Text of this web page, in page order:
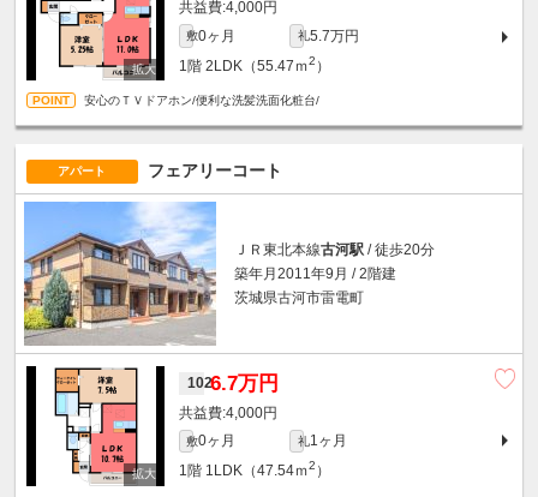
4,000円
敷0ヶ月 礼5.7万円
1階 2LDK（55.47ｍ2 ）
安心のＴＶドアホン/便利な洗髪洗面化粧台/
アパート フェアリーコート
ＪＲ東北本線古河駅 / 徒歩20分
築年月2011年9月 / 2階建
茨城県古河市雷電町
1026.7万円
4,000円
敷0ヶ月 礼1ヶ月
1階 1LDK（47.54ｍ2 ）